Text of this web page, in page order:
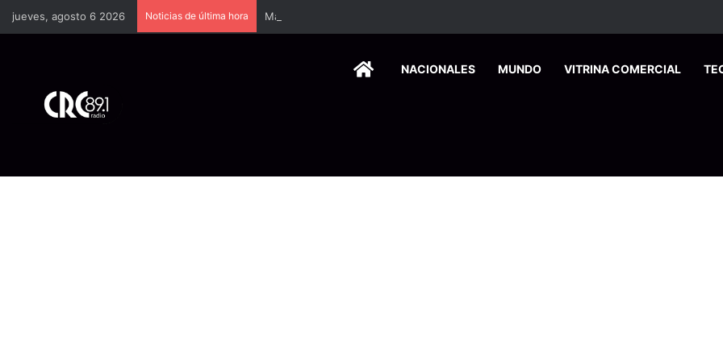
jueves, agosto 6 2026 Noticias de última hora
HOMENACIONALES MUNDO VITRINA COMERCIAL